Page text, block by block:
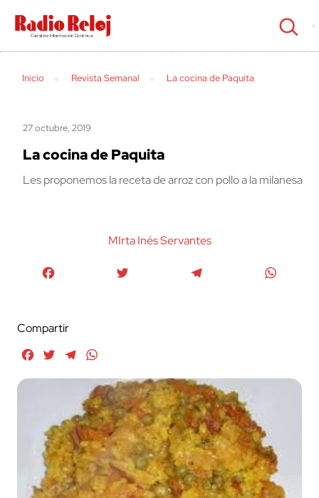
cerrar
Inicio Revista Semanal La cocina de Paquita
27 octubre, 2019
La cocina de Paquita
Les proponemos la receta de arroz con pollo a la milanesa
MIrta Inés Servantes
Compartir
FacebookTwitterTelegram